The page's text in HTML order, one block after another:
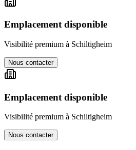
Emplacement disponible
Visibilité premium à Schiltigheim
Nous contacter
Emplacement disponible
Visibilité premium à Schiltigheim
Nous contacter